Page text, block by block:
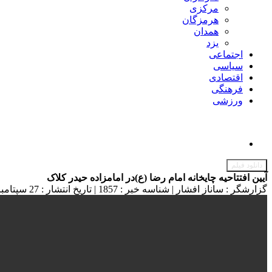
مرکزی
هرمزگان
همدان
یزد
اجتماعی
سیاسی
اقتصادی
فرهنگی
ورزشی
دانلود فیلم
آیین افتتاحیه چایخانه امام رضا (ع)در امامزاده حیدر کلاک
گزارشگر : ساناز افشار | شناسه خبر : 1857 | تاریخ انتشار : 27 سپتامبر 2024 - 21:37